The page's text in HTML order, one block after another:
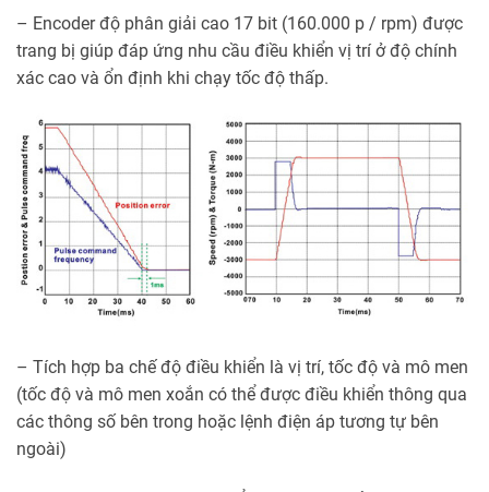
– Encoder độ phân giải cao 17 bit (160.000 p / rpm) được
trang bị giúp đáp ứng nhu cầu điều khiển vị trí ở độ chính
xác cao và ổn định khi chạy tốc độ thấp.
– Tích hợp ba chế độ điều khiển là vị trí, tốc độ và mô men
(tốc độ và mô men xoắn có thể được điều khiển thông qua
các thông số bên trong hoặc lệnh điện áp tương tự bên
ngoài)